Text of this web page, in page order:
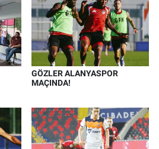
GÖZLER ALANYASPOR
MAÇINDA!